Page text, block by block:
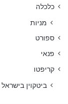
כלכלה
מניות
ספורט
פנאי
קריפטו
ביטקוין בישראל